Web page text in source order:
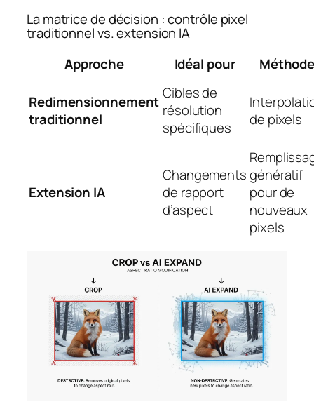
La matrice de décision : contrôle pixel
traditionnel vs. extension IA
Approche
Idéal pour
Redimensionnement
traditionnel
Cibles de
résolution
spécifiques
de pixels
Extension IA
Changements
de rapport
d’aspect
génératif
pour de
nouveaux
pixels